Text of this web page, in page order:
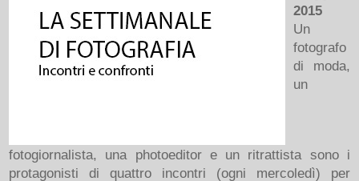
2015
Un
fotografo
di moda,
un
fotogiornalista, una photoeditor e un ritrattista sono i
protagonisti di quattro incontri (ogni mercoledì) per